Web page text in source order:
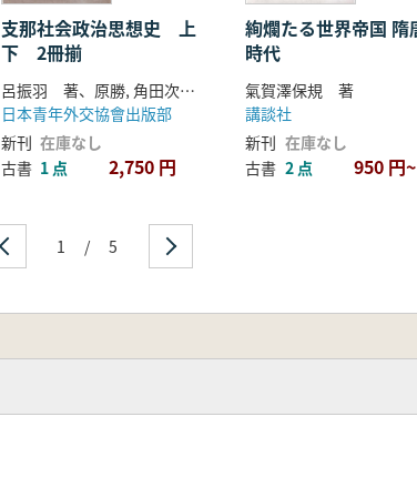
支那社会政治思想史 上
下 2冊揃
呂振羽 著、原勝, 角田次郎 共訳
日本青年外交協會出版部
新刊 在庫なし
古書 1 点 2,750 円
絢爛たる世界帝国 隋唐
時代
氣賀澤保規 著
講談社
新刊 在庫なし
古書 2 点 950 円~
1 / 5